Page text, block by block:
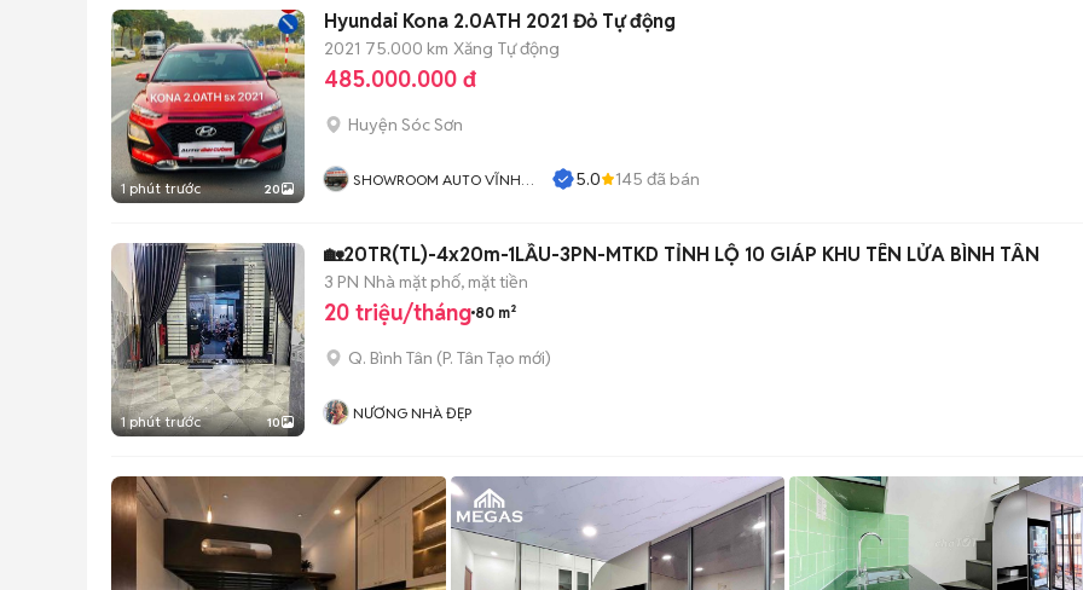
1 phút trước 20
Hyundai Kona 2.0ATH 2021 Đỏ Tự động
2021 75.000 km Xăng Tự động
485.000.000 đ
Huyện Sóc Sơn
SHOWROOM AUTO VĨNH
5.0 145 đã bán
1 phút trước 10
🏡20TR(TL)-4x20m-1LẦU-3PN-MTKD TỈNH LỘ 10 GIÁP KHU TÊN LỬA BÌNH TÂN
3 PN Nhà mặt phố, mặt tiền
20 triệu/tháng 80 m²
Q. Bình Tân (P. Tân Tạo mới)
NƯƠNG NHÀ ĐẸP